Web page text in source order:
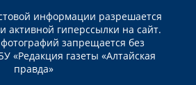
информации разрешается
активной гиперссылки на сайт.
запрещается без
«Редакция газеты «Алтайская
правда»